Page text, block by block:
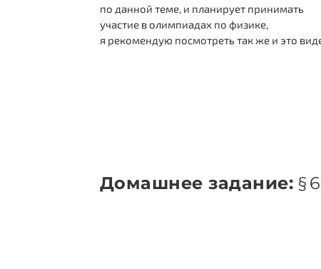
по данной теме, и планирует принимать
участие в олимпиадах по физике,
я рекомендую посмотреть так же и это
Домашнее задание: §